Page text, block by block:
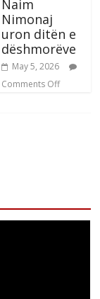
Naim
Nimonaj
uron ditën e
dëshmorëve
May 5, 2026
Comments Off